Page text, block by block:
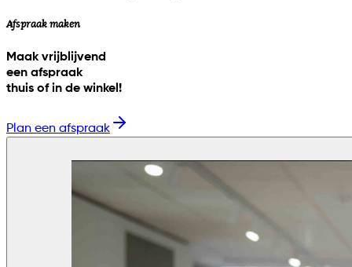
Afspraak maken
Maak vrijblijvend
een afspraak
thuis of in de winkel!
Plan een afspraak